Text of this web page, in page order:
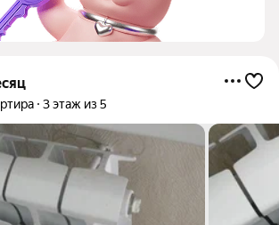
3 этаж из 5